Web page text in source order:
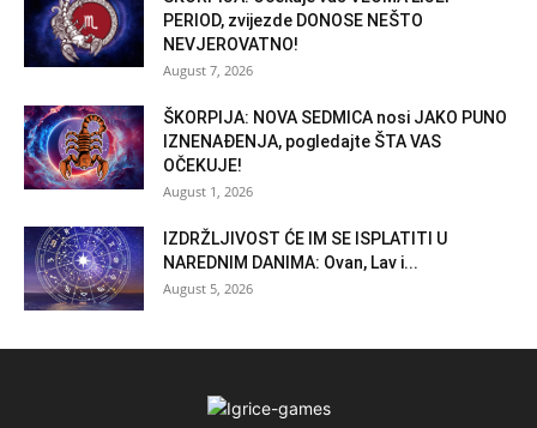
PERIOD, zvijezde DONOSE NEŠTO
NEVJEROVATNO!
August 7, 2026
ŠKORPIJA: NOVA SEDMICA nosi JAKO PUNO
IZNENAĐENJA, pogledajte ŠTA VAS
OČEKUJE!
August 1, 2026
IZDRŽLJIVOST ĆE IM SE ISPLATITI U
NAREDNIM DANIMA: Ovan, Lav i...
August 5, 2026